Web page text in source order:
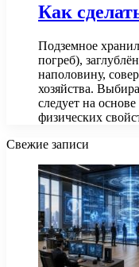
Как
Подземное
погреб),
наполовину,
хозяйства.
следует на основе
физических
Свежие записи